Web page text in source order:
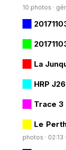
10 photos ·
La
HRP J26
Trace 3
Le
photos · 02:13 ·